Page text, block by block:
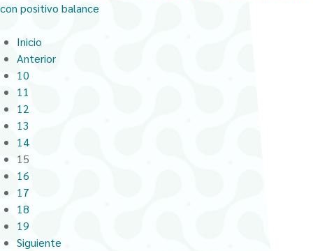
con positivo balance
Inicio
Anterior
10
11
12
13
14
15
16
17
18
19
Siguiente